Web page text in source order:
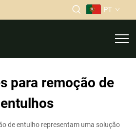
PT
para remoção de
entulhos
de entulho representam uma solução